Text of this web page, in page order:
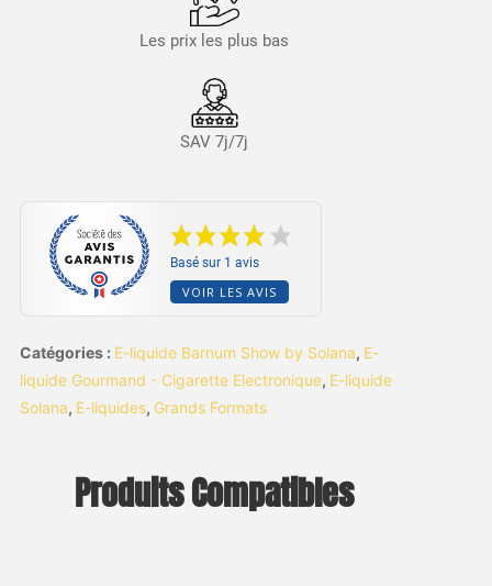
Les prix les plus bas
SAV 7j/7j
Basé sur 1 avis
VOIR LES AVIS
Catégories : E-liquide Barnum Show by Solana, E-
liquide Gourmand - Cigarette Electronique, E-liquide
Solana, E-liquides, Grands Formats
Produits Compatibles